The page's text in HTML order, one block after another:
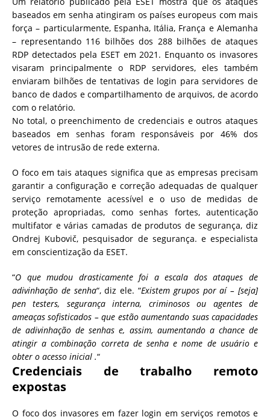
baseados em senha atingiram os países europeus com mais
força – particularmente, Espanha, Itália, França e Alemanha
– representando 116 bilhões dos 288 bilhões de ataques
RDP detectados pela ESET em 2021. Enquanto os invasores
visaram principalmente o RDP servidores, eles também
enviaram bilhões de tentativas de login para servidores de
banco de dados e compartilhamento de arquivos, de acordo
com o relatório.
No total, o preenchimento de credenciais e outros ataques
baseados em senhas foram responsáveis ​​por 46% dos
vetores de intrusão de rede externa.
O foco em tais ataques significa que as empresas precisam
garantir a configuração e correção adequadas de qualquer
serviço remotamente acessível e o uso de medidas de
proteção apropriadas, como senhas fortes, autenticação
multifator e várias camadas de produtos de segurança, diz
Ondrej Kubovič, pesquisador de segurança. e especialista
em conscientização da ESET.
“O que mudou drasticamente foi a escala dos ataques de
adivinhação de senha“, diz ele. “Existem grupos por aí – [seja]
pen testers, segurança interna, criminosos ou agentes de
ameaças sofisticados – que estão aumentando suas capacidades
de adivinhação de senhas e, assim, aumentando a chance de
atingir a combinação correta de senha e nome de usuário e
obter o acesso inicial .“
Credenciais de trabalho remoto
expostas
O foco dos invasores em fazer login em serviços remotos e